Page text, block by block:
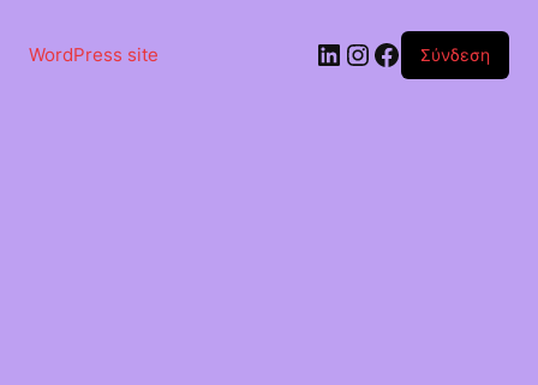
περιεχόμενο
WordPress site Linkedin
Instagram
Facebook
Σύνδεση